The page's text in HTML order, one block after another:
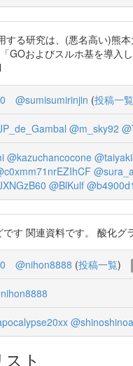
する研究は、(悪名高い)熊
GOおよびスルホ基を導入
@sumisumirinjin (投稿一覧
@m_sky92
@kazuchancocone
@BlKulf @b4900d1
す 関連資料です。 酸化
@nihon8888 (投稿一覧)
ト